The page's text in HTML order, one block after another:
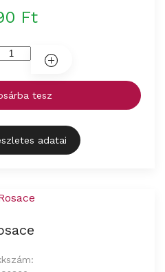
Ft
tesz
adatai